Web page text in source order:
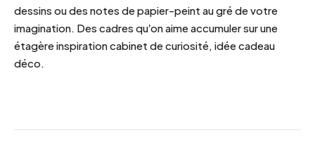
dessins ou des notes de papier-peint au gré de votre
imagination. Des cadres qu’on aime accumuler sur une
étagère inspiration cabinet de curiosité, idée cadeau
déco.